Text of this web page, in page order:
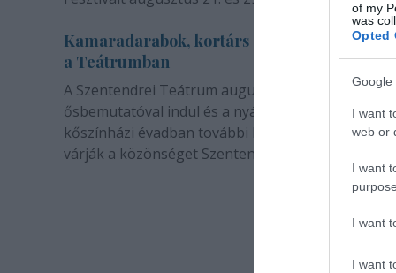
of my
was
Opted
Google
I want
web or
I want
I want
I want
Kamaradarabok, kortárs drámák,
a Teátrumban
A Szentendrei Teátrum augusztusban két
ősbemutatóval indul és a nyár végével sem zárul.
kőszínházi évadban további bemutatók és
várják a közönséget Szentendrén.